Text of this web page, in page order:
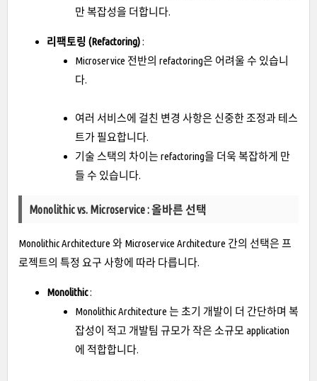
만 복잡성을 더합니다.
리팩토링 (Refactoring):
Microservice 전반의 refactoring은 어려울 수 있습니
다.
여러 서비스에 걸친 변경 사항은 신중한 조정과 테스
트가 필요합니다.
기술 스택의 차이는 refactoring을 더욱 복잡하게 만
들 수 있습니다.
Monolithic vs. Microservice : 올바른 선택
Monolithic Architecture 와 Microservice Architecture 간의 선택은 프
로젝트의 특정 요구 사항에 따라 다릅니다.
Monolithic:
Monolithic Architecture 는 초기 개발이 더 간단하며 복
잡성이 적고 개발팀 규모가 작은 소규모 application
에 적합합니다.